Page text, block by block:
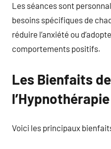
Les séances sont
besoins spécifiques de
réduire l’anxiété ou
comportements positifs.
Les Bienfaits de
l’Hypnothérapie
Voici les principaux